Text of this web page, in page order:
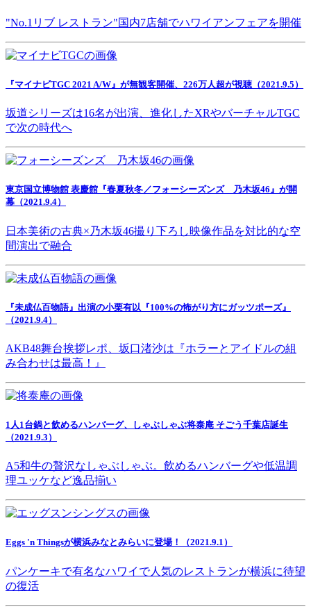
"No.1リブ レストラン"国内7店舗でハワイアンフェアを開催
『マイナビTGC 2021 A/W』が無観客開催、226万人超が視聴（2021.9.5）
坂道シリーズは16名が出演、進化したXRやバーチャルTGC
で次の時代へ
東京国立博物館 表慶館『春夏秋冬／フォーシーズンズ 乃木坂46』が開
幕（2021.9.4）
日本美術の古典×乃木坂46撮り下ろし映像作品を対比的な空
間演出で融合
『未成仏百物語』出演の小栗有以『100%の怖がり方にガッツポーズ』
（2021.9.4）
AKB48舞台挨拶レポ、坂口渚沙は『ホラーとアイドルの組
み合わせは最高！』
1人1台鍋と飲めるハンバーグ、しゃぶしゃぶ将泰庵 そごう千葉店誕生
（2021.9.3）
A5和牛の贅沢なしゃぶしゃぶ。飲めるハンバーグや低温調
理ユッケなど逸品揃い
Eggs 'n Thingsが横浜みなとみらいに登場！（2021.9.1）
パンケーキで有名なハワイで人気のレストランが横浜に待望
の復活